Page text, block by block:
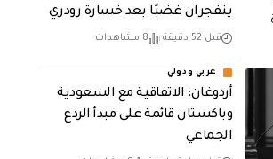
ينفجران غضبًا بعد خسارة رودري
قبل 52 دقيقة 8 مشاهدات
عربي ودولي
أردوغان: الاتفاقية مع السعودية
وباكستان قائمة على مبدأ الردع
الجماعي